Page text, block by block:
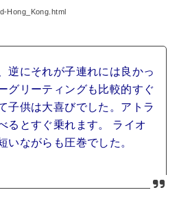
Hong_Kong.html
逆にそれが子連れには良かっ
グリーティングも比較的すぐ
子供は大喜びでした。アトラ
るとすぐ乗れます。 ライオ
いながらも圧巻でした。